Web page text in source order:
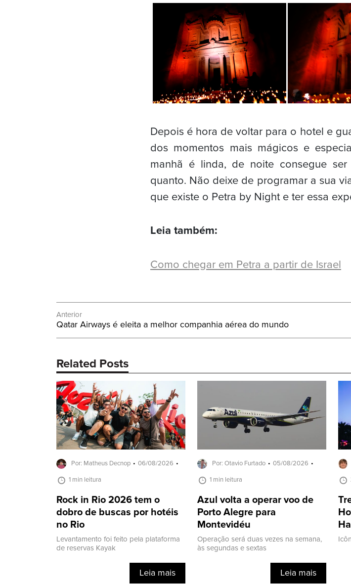
Depois é hora de voltar para o hotel e
dos momentos mais mágicos e
manhã é linda, de noite consegue
quanto. Não deixe de programar a sua
que existe o Petra by Night e ter essa
Leia também:
Como chegar em Petra a partir de Israel
Navegação
de
Anterior
Post
Anterior:
Qatar Airways é eleita a melhor companhia aérea do mundo
Related Posts
Por: Matheus Decnop 06/08/2026
1 min leitura
Rock in Rio 2026 tem o
dobro de buscas por hotéis
no Rio
Levantamento foi feito pela plataforma
de reservas Kayak
Leia mais
Por: Otavio Furtado 05/08/2026
1 min leitura
Azul volta a operar voo de
Porto Alegre para
Montevidéu
Operação será duas vezes na semana,
às segundas e sextas
Leia mais